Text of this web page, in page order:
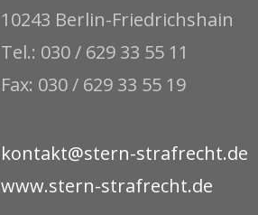
10243 Berlin-Friedrichshain
Tel.: 030 / 629 33 55 11
Fax: 030 / 629 33 55 19
kontakt@stern-strafrecht.de
www.stern-strafrecht.de